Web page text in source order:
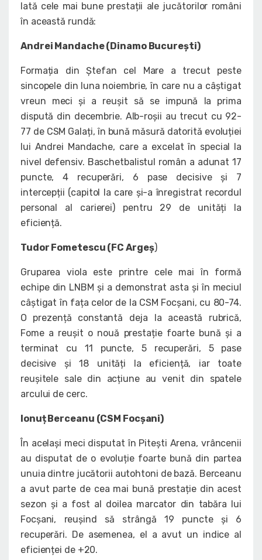
Iată cele mai bune prestații ale jucătorilor români
în această rundă:
Andrei Mandache (Dinamo București)
Formația din Ștefan cel Mare a trecut peste
sincopele din luna noiembrie, în care nu a câștigat
vreun meci și a reușit să se impună la prima
dispută din decembrie. Alb-roșii au trecut cu 92-
77 de CSM Galați, în bună măsură datorită evoluției
lui Andrei Mandache, care a excelat în special la
nivel defensiv. Baschetbalistul român a adunat 17
puncte, 4 recuperări, 6 pase decisive și 7
intercepții (capitol la care și-a înregistrat recordul
personal al carierei) pentru 29 de unități la
eficiență.
Tudor Fometescu (FC Argeș)
Gruparea viola este printre cele mai în formă
echipe din LNBM și a demonstrat asta și în meciul
câștigat în fața celor de la CSM Focșani, cu 80-74.
O prezență constantă deja la această rubrică,
Fome a reușit o nouă prestație foarte bună și a
terminat cu 11 puncte, 5 recuperări, 5 pase
decisive și 18 unități la eficiență, iar toate
reușitele sale din acțiune au venit din spatele
arcului de cerc.
Ionuț Berceanu (CSM Focșani)
În același meci disputat în Pitești Arena, vrâncenii
au disputat de o evoluție foarte bună din partea
unuia dintre jucătorii autohtoni de bază. Berceanu
a avut parte de cea mai bună prestație din acest
sezon și a fost al doilea marcator din tabăra lui
Focșani, reușind să strângă 19 puncte și 6
recuperări. De asemenea, el a avut un indice al
eficienței de +20.